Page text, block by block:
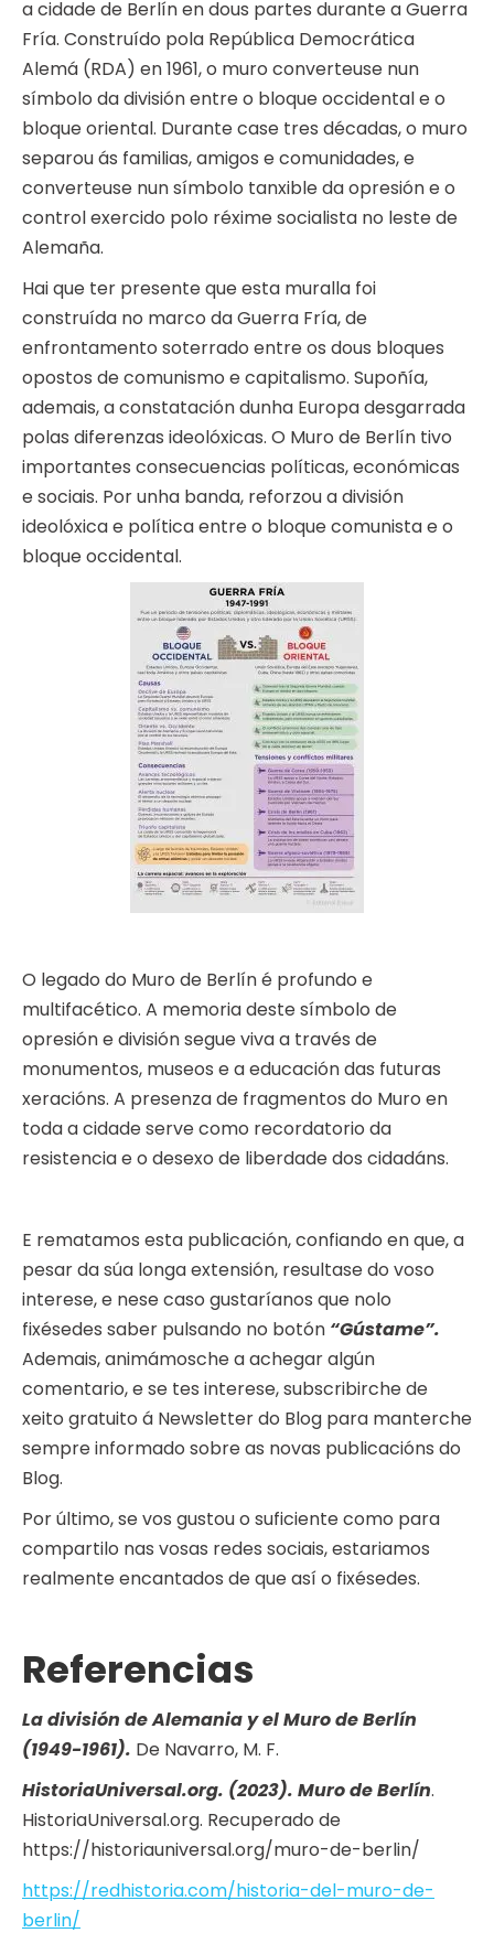
a cidade de Berlín en dous partes durante a Guerra
Fría. Construído pola República Democrática
Alemá (RDA) en 1961, o muro converteuse nun
símbolo da división entre o bloque occidental e o
bloque oriental. Durante case tres décadas, o muro
separou ás familias, amigos e comunidades, e
converteuse nun símbolo tanxible da opresión e o
control exercido polo réxime socialista no leste de
Alemaña.
Hai que ter presente que esta muralla foi
construída no marco da Guerra Fría, de
enfrontamento soterrado entre os dous bloques
opostos de comunismo e capitalismo. Supoñía,
ademais, a constatación dunha Europa desgarrada
polas diferenzas ideolóxicas. O Muro de Berlín tivo
importantes consecuencias políticas, económicas
e sociais. Por unha banda, reforzou a división
ideolóxica e política entre o bloque comunista e o
bloque occidental.
O legado do Muro de Berlín é profundo e
multifacético. A memoria deste símbolo de
opresión e división segue viva a través de
monumentos, museos e a educación das futuras
xeracións. A presenza de fragmentos do Muro en
toda a cidade serve como recordatorio da
resistencia e o desexo de liberdade dos cidadáns.
E rematamos esta publicación, confiando en que, a
pesar da súa longa extensión, resultase do voso
interese, e nese caso gustaríanos que nolo
fixésedes saber pulsando no botón “Gústame”.
Ademais, animámosche a achegar algún
comentario, e se tes interese, subscribirche de
xeito gratuito á Newsletter do Blog para manterche
sempre informado sobre as novas publicacións do
Blog.
Por último, se vos gustou o suficiente como para
compartilo nas vosas redes sociais, estariamos
realmente encantados de que así o fixésedes.
Referencias
La división de Alemania y el Muro de Berlín
(1949-1961). De Navarro, M. F.
HistoriaUniversal.org. (2023). Muro de Berlín.
HistoriaUniversal.org. Recuperado de
https://historiauniversal.org/muro-de-berlin/
https://redhistoria.com/historia-del-muro-de-
berlin/